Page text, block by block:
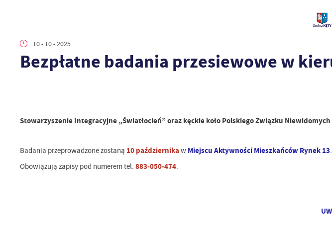
10 - 10 - 2025
Bezpłatne badania przesiewowe w
Stowarzyszenie Integracyjne „Światłocień” oraz kęckie koło Polskiego Związku
Badania przeprowadzone zostaną 10 października w Miejscu Aktywności Mieszkańców Rynek 13.
Obowiązują zapisy pod numerem tel. 883-050-474.